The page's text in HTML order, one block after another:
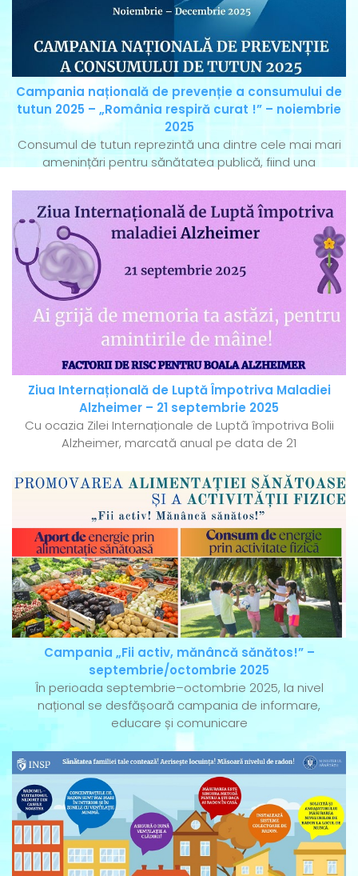
Campania națională de prevenție a consumului de
tutun 2025 – „România respiră curat !” – noiembrie
2025
Consumul de tutun reprezintă una dintre cele mai mari
amenințări pentru sănătatea publică, fiind una
Ziua Internațională de Luptă Împotriva Maladiei
Alzheimer – 21 septembrie 2025
Cu ocazia Zilei Internaționale de Luptă împotriva Bolii
Alzheimer, marcată anual pe data de 21
Campania „Fii activ, mănâncă sănătos!” –
septembrie/octombrie 2025
În perioada septembrie–octombrie 2025, la nivel
național se desfășoară campania de informare,
educare și comunicare